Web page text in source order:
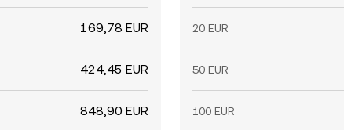
169,78 EUR
424,45 EUR
848,90 EUR
20 EUR
50 EUR
100 EUR